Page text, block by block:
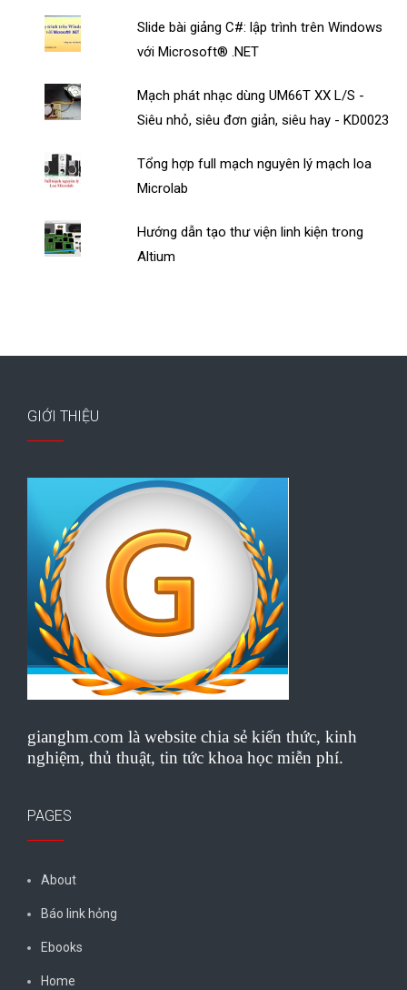
Slide bài giảng C#: lập trình trên Windows
với Microsoft® .NET
Mạch phát nhạc dùng UM66T XX L/S -
Siêu nhỏ, siêu đơn giản, siêu hay - KD0023
Tổng hợp full mạch nguyên lý mạch loa
Microlab
Hướng dẫn tạo thư viện linh kiện trong
Altium
GIỚI THIỆU
gianghm.com là website chia sẻ kiến thức, kinh
nghiệm, thủ thuật, tin tức khoa học miễn phí.
PAGES
About
Báo link hỏng
Ebooks
Home